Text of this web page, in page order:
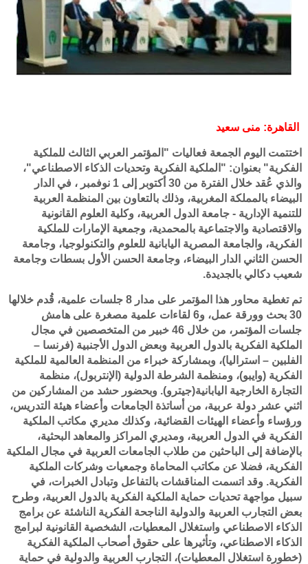
القاهرة: منى سعيد
اختتمت اليوم الجمعة فعاليات "المؤتمر العربي الثالث للملكية
الفكرية" بعنوان: "الملكية الفكرية وتحديات الذكاء الاصطناعي"،
والذي عُقد خلال الفترة من 30 أكتوبر إلى 1 نوفمبر ، في الدار
البيضاء بالمملكة المغربية، وذلك بالتعاون بين المنظمة العربية
للتنمية الإدارية - جامعة الدول العربية، وكلية العلوم القانونية
والاقتصادية والاجتماعية بالمحمدية، وجمعية الإمارات للملكية
الفكرية، والجامعة المصرية اليابانية للعلوم والتكنولوجيا، وجامعة
الحسن الثاني الدار البيضاء، وجامعة الحسن الأول بسطات وجامعة
شعيب دكالي بالجديدة.
تم تغطية محاور هذا المؤتمر على مدار 8 جلسات علمية، قُدم خلالها
30 بحث وورقة عمل، و6 لقاءات علمية مصغرة على هامش
جلسات المؤتمر، من خلال 46 خبير من المتخصصين في مجال
الملكية الفكرية بالدول العربية وبعض الدول الأجنبية (فرنسا –
الفلبين – استراليا)، وبمشاركة خبراء من المنظمة العالمية للملكية
الفكرية (وايبو)، ومنظمة الشرطة الدولية (الإنتربول)، منظمة
التجارة الخارجية اليابانية(جيترو). وبحضور حشد من المشاركين من
اثني عشر دولة عربية، من أساتذة الجامعات وأعضاء هيئة التدريس،
ورؤساء وأعضاء الهيئات القضائية، وكذلك مديري مكاتب الملكية
الفكرية في الدول العربية، ومديري المراكز والمعاهد البحثية،
بالإضافة إلى الباحثين من طلاب الجامعات العربية في مجال الملكية
الفكرية، فضلا عن مكاتب المحاماة وجمعيات وشركات الملكية
الفكرية. وقد اتسمت المناقشات بالتفاعل وتبادل الخبرات، في
سبيل مواجهة تحديات حماية الملكية الفكرية بالدول العربية، وطرح
بعض التجارب العربية والدولية الناجحة الفكرية الناشئة عن برامج
الذكاء الاصطناعي واستغلال المعطيات، الشخصية القانونية لبرامج
الذكاء الاصطناعي، وتأثيرها على حقوق أصحاب الملكية الفكرية
(خطورة استغلال المعطيات)، التجارب العربية والدولية في حماية